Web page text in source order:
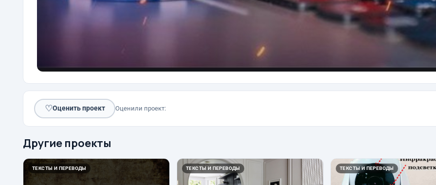
♡Оценить проект Оценили проект:
Другие проекты
ТЕКСТЫ И ПЕРЕВОДЫ ТЕКСТЫ И ПЕРЕВОДЫ ТЕКСТЫ И ПЕРЕВОДЫ